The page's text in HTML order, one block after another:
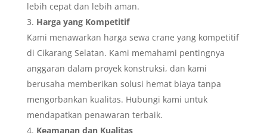
lebih cepat dan lebih aman.
Harga yang Kompetitif
Kami menawarkan harga sewa crane yang kompetitif
di Cikarang Selatan. Kami memahami pentingnya
anggaran dalam proyek konstruksi, dan kami
berusaha memberikan solusi hemat biaya tanpa
mengorbankan kualitas. Hubungi kami untuk
mendapatkan penawaran terbaik.
Keamanan dan Kualitas